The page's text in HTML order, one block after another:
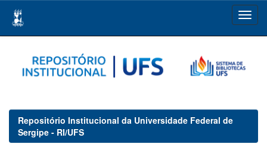
navigation
Repositório Institucional da Universidade Federal de
Sergipe - RI/UFS